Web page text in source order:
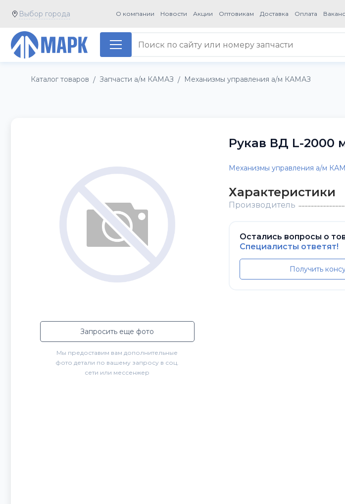
Выбор города О компании Новости Акции Оптовикам Доставка Оплата
Каталог товаров / Запчасти а/м КАМАЗ / Механизмы управления а/м КАМАЗ
Запросить еще фото
Мы предоставим вам дополнительные
фото детали по вашему запросу в соц.
сети или мессенжер
Рукав ВД L-2000
Механизмы управления а/м
Характеристики
Производитель
Остались вопросы о
Специалисты ответят!
Получить